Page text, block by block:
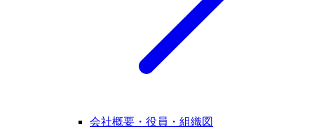
会社概要・役員・組織図